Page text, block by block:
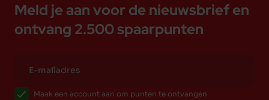
Meld je aan voor de nieuwsbrief en
ontvang 2.500 spaarpunten
Maak een account aan om punten te ontvangen